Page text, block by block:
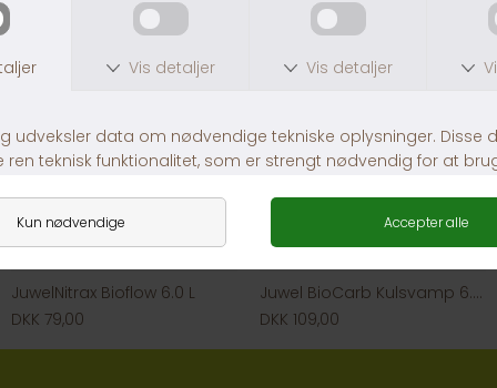
JuwelNitrax Bioflow 6.0 L
DKK 79,00
Juwel BioCarb Kulsvamp 6.0 L
DKK 109,00